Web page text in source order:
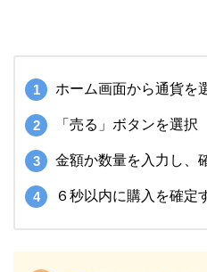
ホーム画面から通貨を
「売る」ボタンを選択
金額か数量を入力し、
６秒以内に購入を確定